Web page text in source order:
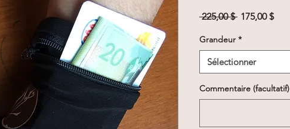
225,00 $ Prix
175,00 $Prix
Grandeur *
Sélectionner
Commentaire (facultatif)